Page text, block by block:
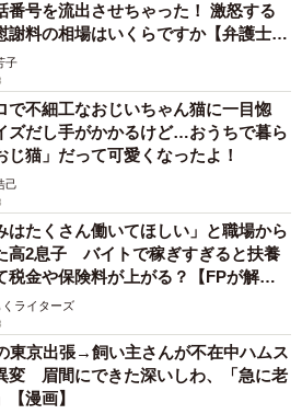
番号を流出させちゃった！ 激怒する
料の相場はいくらですか【弁護士が
子
で不細工なおじいちゃん猫に一目惚
だし手がかかるけど…おうちで暮ら
じ猫」だって可愛くなったよ！
己
はたくさん働いてほしい」と職場から
高2息子 バイトで稼ぎすぎると扶養
税金や保険料が上がる？【FPが解
くライターズ
東京出張→飼い主さんが不在中ハムス
変 眉間にできた深いしわ、「急に老
【漫画】